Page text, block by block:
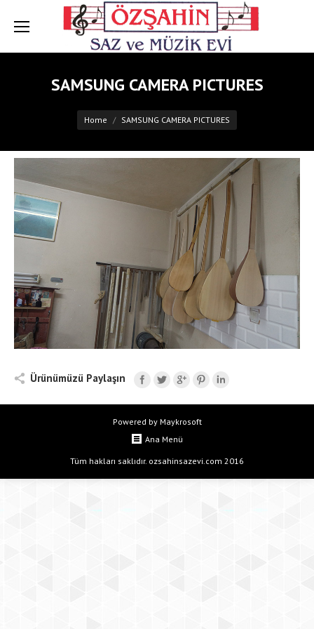
SAMSUNG CAMERA PICTURES
Home SAMSUNG CAMERA PICTURES
Ürünümüzü Paylaşın
Powered by Maykrosoft
Ana Menü
Tüm hakları saklıdır. ozsahinsazevi.com 2016